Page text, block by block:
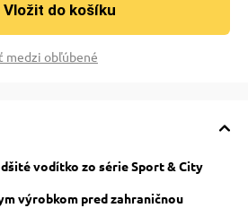
Vložit do košíku
medzi obľúbené
vodítko zo série Sport & City
výrobkom pred zahraničnou